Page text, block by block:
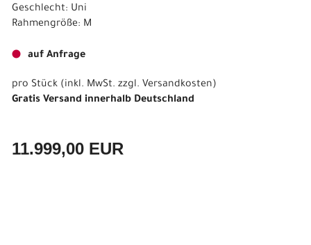
Geschlecht: Uni
Rahmengröße: M
auf Anfrage
pro Stück (inkl. MwSt. zzgl. Versandkosten)
Gratis Versand innerhalb Deutschland
11.999,00 EUR